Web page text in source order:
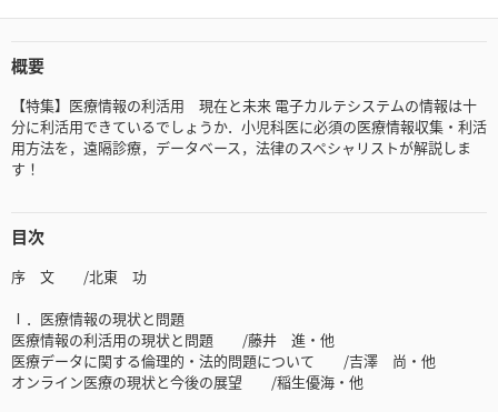
概要
【特集】医療情報の利活用 現在と未来 電子カルテシステムの情報は十
分に利活用できているでしょうか．小児科医に必須の医療情報収集・利活
用方法を，遠隔診療，データベース，法律のスペシャリストが解説しま
す！
目次
序 文 /北東 功
Ⅰ．医療情報の現状と問題
医療情報の利活用の現状と問題 /藤井 進・他
医療データに関する倫理的・法的問題について /吉澤 尚・他
オンライン医療の現状と今後の展望 /稲生優海・他